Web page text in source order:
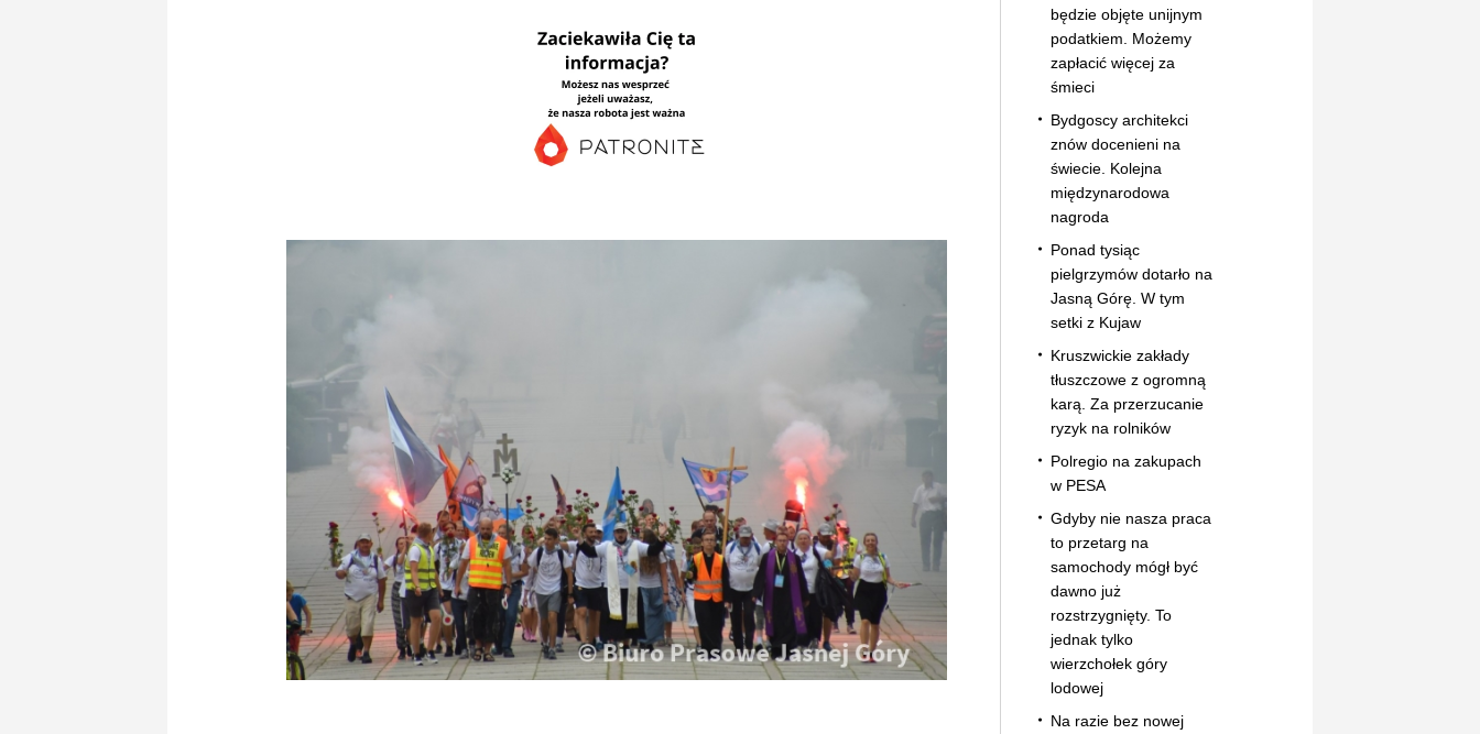
będzie objęte unijnym
podatkiem. Możemy
zapłacić więcej za
śmieci
Bydgoscy architekci
znów docenieni na
świecie. Kolejna
międzynarodowa
nagroda
Ponad tysiąc
pielgrzymów dotarło na
Jasną Górę. W tym
setki z Kujaw
Kruszwickie zakłady
tłuszczowe z ogromną
karą. Za przerzucanie
ryzyk na rolników
Polregio na zakupach
w PESA
Gdyby nie nasza praca
to przetarg na
samochody mógł być
dawno już
rozstrzygnięty. To
jednak tylko
wierzchołek góry
lodowej
Na razie bez nowej